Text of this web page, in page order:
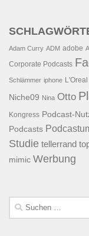
Adam Curry ADM adobe
Corporate Podcasts
Schlämmer iphone L'Oreal
Niche09 Nina Otto
Kongress Podcast-
Podcasts
Studie tellerrand
mimic Werbung
Suchen
nach: